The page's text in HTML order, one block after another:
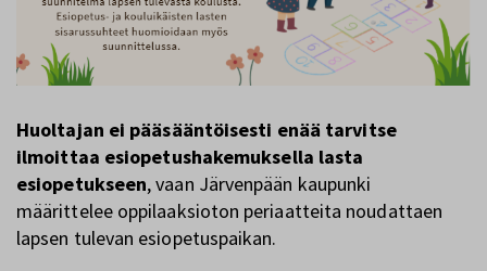
Huoltajan ei pääsääntöisesti enää tarvitse
ilmoittaa esiopetushakemuksella lasta
esiopetukseen, vaan Järvenpään kaupunki
määrittelee oppilaaksioton periaatteita noudattaen
lapsen tulevan esiopetuspaikan.